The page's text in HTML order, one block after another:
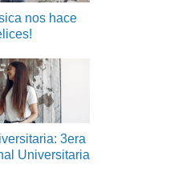
nos hace
3era
Universitaria